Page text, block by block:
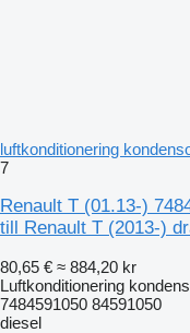
luftkonditionering
7
Renault T (01.13-)
till Renault T (2013-)
80,65 € ≈ 884,20 kr
Luftkonditionering
7484591050 84591050
diesel